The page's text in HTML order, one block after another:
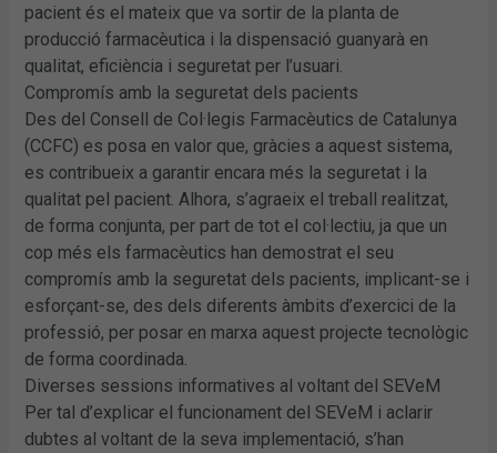
pacient és el mateix que va sortir de la planta de
producció farmacèutica i la dispensació guanyarà en
qualitat, eficiència i seguretat per l’usuari.
Compromís amb la seguretat dels pacients
Des del Consell de Col·legis Farmacèutics de Catalunya
(CCFC) es posa en valor que, gràcies a aquest sistema,
es contribueix a garantir encara més la seguretat i la
qualitat pel pacient. Alhora, s’agraeix el treball realitzat,
de forma conjunta, per part de tot el col·lectiu, ja que un
cop més els farmacèutics han demostrat el seu
compromís amb la seguretat dels pacients, implicant-se i
esforçant-se, des dels diferents àmbits d’exercici de la
professió, per posar en marxa aquest projecte tecnològic
de forma coordinada.
Diverses sessions informatives al voltant del SEVeM
Per tal d’explicar el funcionament del SEVeM i aclarir
dubtes al voltant de la seva implementació, s’han